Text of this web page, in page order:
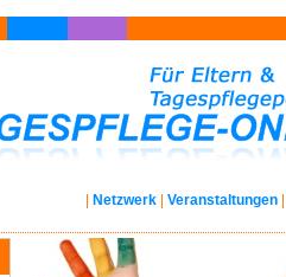
Netzwerk Veranstaltungen